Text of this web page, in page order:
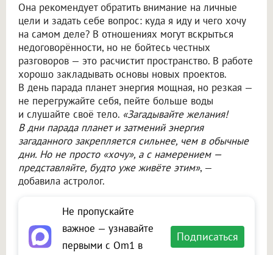
Она рекомендует обратить внимание на личные
цели и задать себе вопрос: куда я иду и чего хочу
на самом деле? В отношениях могут вскрыться
недоговорённости, но не бойтесь честных
разговоров — это расчистит пространство. В работе
хорошо закладывать основы новых проектов.
В день парада планет энергия мощная, но резкая —
не перегружайте себя, пейте больше воды
и слушайте своё тело. «Загадывайте желания!
В дни парада планет и затмений энергия
загаданного закрепляется сильнее, чем в обычные
дни. Но не просто «хочу», а с намерением —
представляйте, будто уже живёте этим», —
добавила астролог.
Не пропускайте
важное — узнавайте
первыми с Om1 в
Подписаться